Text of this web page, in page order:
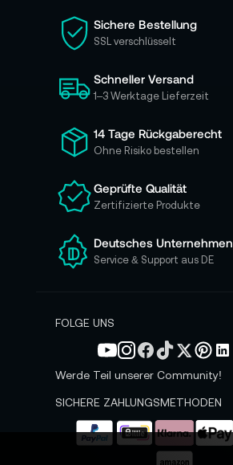
i
e
s
c
h
ü
r
u
e
e
n
N
s
e
Sichere Bestellung
SSL verschlüsselt
Schneller Versand
1–3 Werktage Lieferzeit
14 Tage Rückgaberecht
Ohne Risiko bestellen
Geprüfte Qualität
Zertifizierte Produkte
Deutsches Unternehmen
Service & Support aus DE
FOLGE UNS
Werde Teil unserer Community!
SICHERE ZAHLUNGSMETHODEN